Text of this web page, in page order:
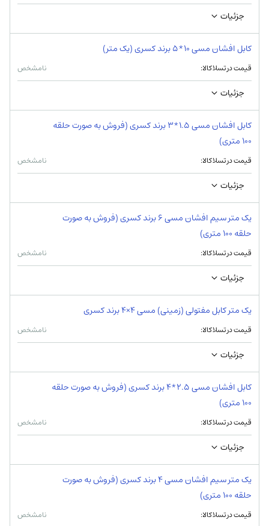
جزئیات
کابل افشان مسی 10*5 برند کسری (یک متر)
قیمت در تسلاکالا: نامشخص
جزئیات
کابل افشان مسی 1.5*3 برند کسری (فروش به صورت حلقه
100 متری)
قیمت در تسلاکالا: نامشخص
جزئیات
یک متر سیم افشان مسی 6 برند کسری (فروش به صورت
حلقه 100 متری)
قیمت در تسلاکالا: نامشخص
جزئیات
یک متر کابل مفتولی (زمینی) مسی 4×4 برند کسری
قیمت در تسلاکالا: نامشخص
جزئیات
کابل افشان مسی 2.5*4 برند کسری (فروش به صورت حلقه‌
100 متری)
قیمت در تسلاکالا: نامشخص
جزئیات
یک متر سیم افشان مسی 4 برند کسری (فروش به صورت
حلقه 100 متری)
قیمت در تسلاکالا: نامشخص